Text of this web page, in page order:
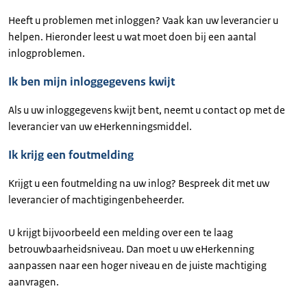
Heeft u problemen met inloggen? Vaak kan uw leverancier u
helpen. Hieronder leest u wat moet doen bij een aantal
inlogproblemen.
Ik ben mijn inloggegevens kwijt
Als u uw inloggegevens kwijt bent, neemt u contact op met de
leverancier van uw eHerkenningsmiddel.
Ik krijg een foutmelding
Krijgt u een foutmelding na uw inlog? Bespreek dit met uw
leverancier of machtigingenbeheerder.
U krijgt bijvoorbeeld een melding over een te laag
betrouwbaarheidsniveau. Dan moet u uw eHerkenning
aanpassen naar een hoger niveau en de juiste machtiging
aanvragen.